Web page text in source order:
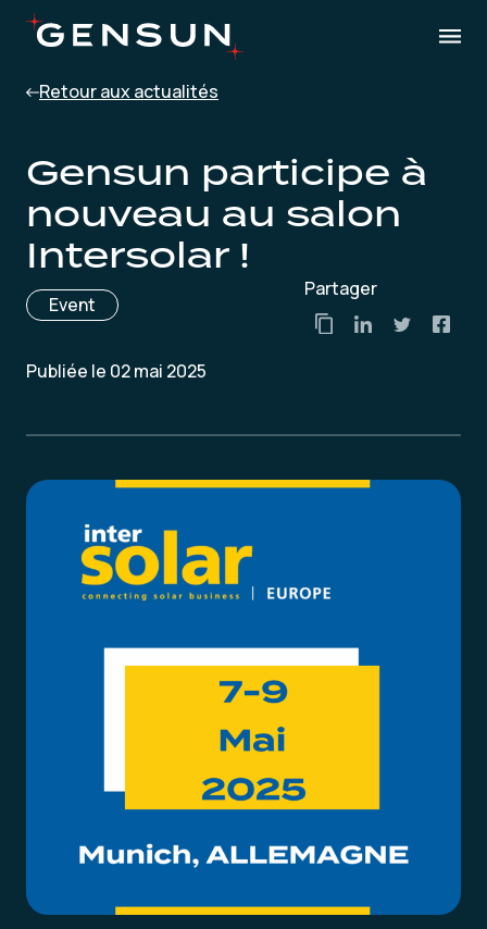
Retour aux actualités
Gensun participe à
nouveau au salon
Intersolar !
Event
Partager
Publiée le 02 mai 2025